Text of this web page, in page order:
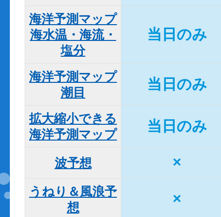
海洋予測マップ
海水温・海流・
塩分
当日のみ
海洋予測マップ
潮目
当日のみ
拡大縮小できる
海洋予測マップ
当日のみ
波予想 ×
うねり＆風浪予
想
×